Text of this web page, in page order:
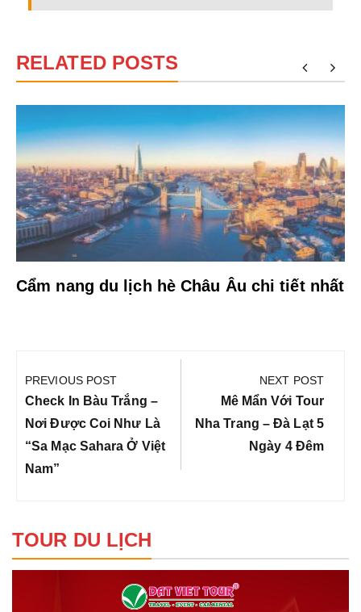
RELATED POSTS
Cẩm nang du lịch hè Châu Âu chi tiết nhất
hướng
bài
viết
PREVIOUS POST
Previous
Post:
Check In Bàu Trắng –
Nơi Được Coi Như Là
“sa Mạc Sahara Ở Việt
Nam”
NEXT POST
Next
Post:
Mê Mẩn Với Tour
Nha Trang – Đà Lạt 5
Ngày 4 Đêm
TOUR DU LỊCH